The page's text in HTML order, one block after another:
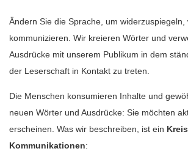
Ändern Sie die Sprache, um widerzuspiegeln,
kommunizieren. Wir kreieren Wörter und
Ausdrücke mit unserem Publikum in dem
der Leserschaft in Kontakt zu treten.
Die Menschen konsumieren Inhalte und
neuen Wörter und Ausdrücke: Sie möchten
erscheinen. Was wir beschreiben, ist ein
Kommunikationen: